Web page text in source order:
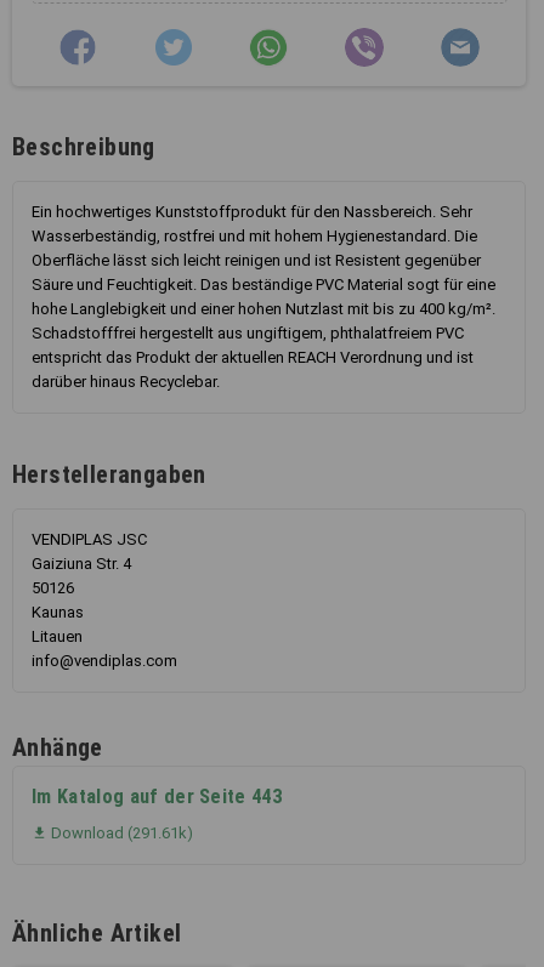
Beschreibung
Ein hochwertiges Kunststoffprodukt für den Nassbereich. Sehr
Wasserbeständig, rostfrei und mit hohem Hygienestandard. Die
Oberfläche lässt sich leicht reinigen und ist Resistent gegenüber
Säure und Feuchtigkeit. Das beständige PVC Material sogt für eine
hohe Langlebigkeit und einer hohen Nutzlast mit bis zu 400 kg/m².
Schadstofffrei hergestellt aus ungiftigem, phthalatfreiem PVC
entspricht das Produkt der aktuellen REACH Verordnung und ist
darüber hinaus Recyclebar.
Herstellerangaben
VENDIPLAS JSC
Gaiziuna Str. 4
50126
Kaunas
Litauen
info@vendiplas.com
Anhänge
Im Katalog auf der Seite 443
 Download (291.61k)
Ähnliche Artikel